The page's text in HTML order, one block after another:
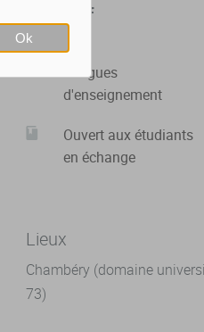
En bref
Langues
d'enseignement
Ouvert aux étudiants
en échange
Lieux
Chambéry (domaine
73)
Ok